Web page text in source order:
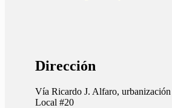
Dirección
Vía Ricardo J. Alfaro, urbanización
Local #20